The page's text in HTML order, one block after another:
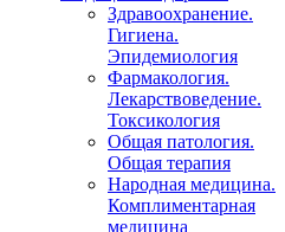
Здравоохранение.
Гигиена.
Эпидемиология
Фармакология.
Лекарствоведение.
Токсикология
Общая патология.
Общая терапия
Народная медицина.
Комплиментарная
медицина